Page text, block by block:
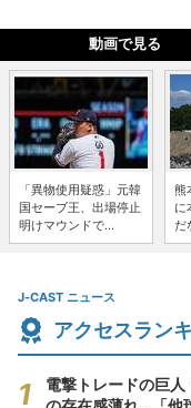
動画で見る
「異物使用疑惑」元韓
国セーブ王、出場停止
明けマウンドで...
熊
に
だ
J-CAST ニュース
アクセスラン
電撃トレードの巨